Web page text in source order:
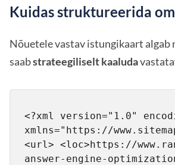
Kuidas struktureerida
Nõuetele vastav istungikaart algab
saabstrateegiliselt kaaluda
<?xml version="1.0"
xmlns="https://
<url> <loc>https://
answer-engine-